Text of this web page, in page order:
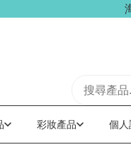
彩妝產品 個人